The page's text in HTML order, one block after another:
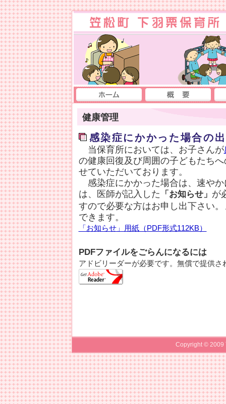
健康管理
感染症にかかった場合の
当保育所においては、お子さんが
の健康回復及び周囲の子どもたち
せていただいております。
感染症にかかった場合は、速や
は、医師が記入した 「お知らせ」 が
すので必要な方はお申し出下さい
できます。
「お知らせ」用紙（PDF形式112KB）
PDFファイルをごらんになるには
アドビリーダーが必要です。無償で提供
Copyright © 2009